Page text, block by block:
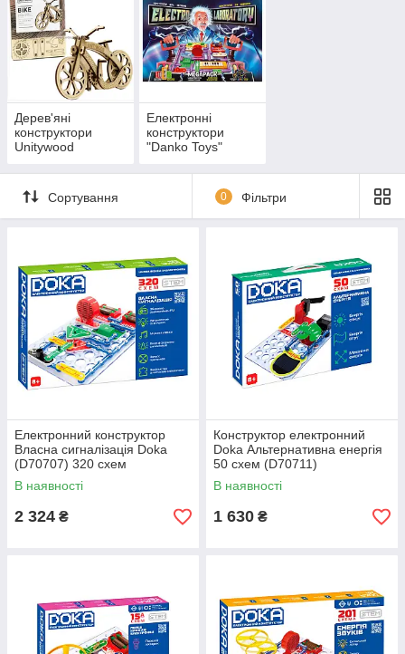
отриманні на пошті
Доставка по всій Україні ТК
Дерев'яні
конструктори
Unitywood
Електронні
конструктори
"Danko Toys"
Сортування 0 Фільтри
Електронний конструктор
Власна сигналізація Doka
(D70707) 320 схем
В наявності
2 324 ₴
Конструктор електронний
Doka Альтернативна енергія
50 схем (D70711)
В наявності
1 630 ₴